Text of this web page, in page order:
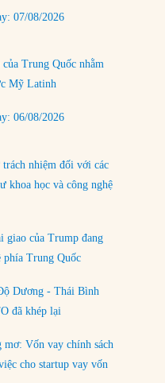
Kinh ở Biển Đông
07/08/2026
Trung Quốc nhằm
Mỹ Latinh
06/08/2026
nhiệm đối với các
khoa học và công nghệ
giao của Trump đang
phía Trung Quốc
Dương - Thái Bình
đã khép lại
mơ: Vốn vay chính sách
cho startup vay vốn